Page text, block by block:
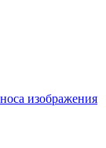
изображения